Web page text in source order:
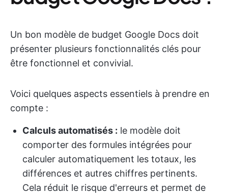
Un bon modèle de budget Google Docs doit
présenter plusieurs fonctionnalités clés pour
être fonctionnel et convivial.
Voici quelques aspects essentiels à prendre en
compte :
Calculs automatisés : le modèle doit
comporter des formules intégrées pour
calculer automatiquement les totaux, les
différences et autres chiffres pertinents.
Cela réduit le risque d'erreurs et permet de